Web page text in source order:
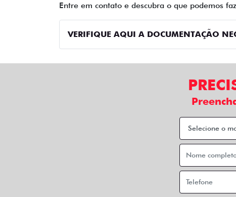
Entre em contato e descubra o que podemos
VERIFIQUE AQUI A DOCUMENTAÇÃO